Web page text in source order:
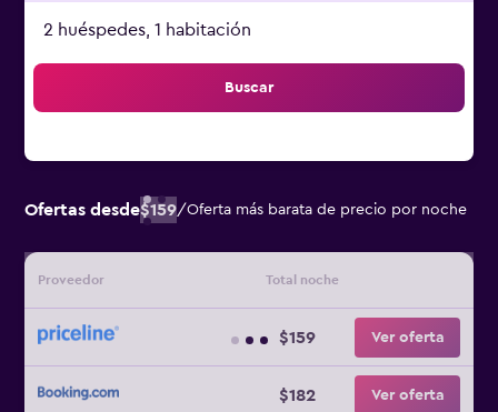
2 huéspedes, 1 habitación
Buscar
Ofertas desde$159/Oferta más barata de precio por noche
Proveedor Total noche
$159 Ver oferta
$182 Ver oferta